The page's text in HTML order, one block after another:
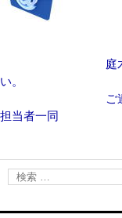
庭木伐採のこ
い。
ご連絡お待
担当者一同